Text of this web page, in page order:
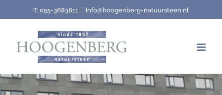
content
T: 055-3683811 info@hoogenberg-natuursteen.nl